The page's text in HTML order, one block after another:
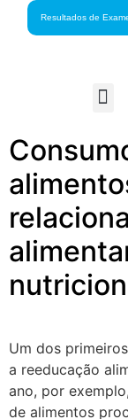
Resultados de
Um dos
a reeducação
ano, por
de alimentos